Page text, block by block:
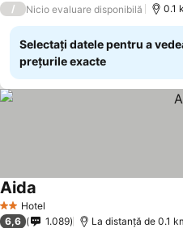
/ Nicio evaluare disponibilă 0.1
Selectați datele pentru a
prețurile exacte
2 SteleHotel
Aida
6,6 1.089 La distanță de 0.1